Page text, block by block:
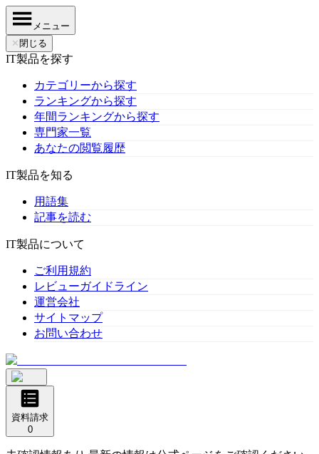
メニュー
✕ 閉じる
IT製品を探す
カテゴリーから探す
ランキングから探す
年間ランキングから探す
専門家一覧
あなたの閲覧履歴
IT製品を知る
用語集
記事を読む
IT製品について
ご利用規約
レビューガイドライン
運営会社
サイトマップ
お問い合わせ
資料請求
0